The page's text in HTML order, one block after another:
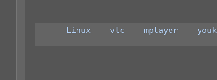
Linux vlc mplayer